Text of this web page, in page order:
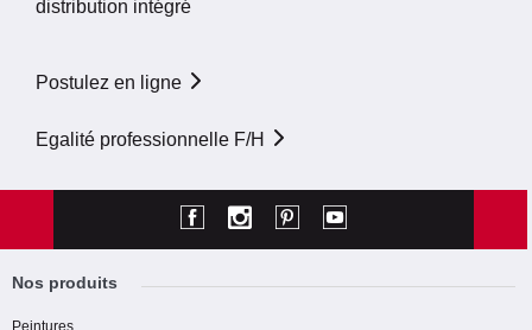
distribution intégré
Postulez en ligne
Egalité professionnelle F/H
Nos produits
Peintures